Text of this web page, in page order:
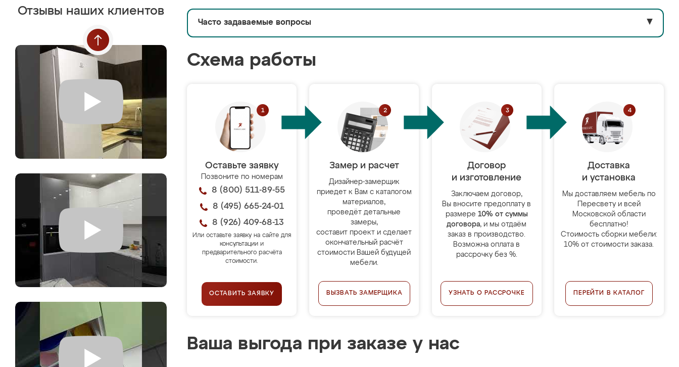
Отзывы наших клиентов
Часто задаваемые вопросы ▼
Схема работы
Оставьте заявку
Позвоните по номерам
8 (800) 511-89-55
8 (495) 665-24-01
8 (926) 409-68-13
Или оставьте заявку на сайте для
консультации и
предварительного расчёта
стоимости.
ОСТАВИТЬ ЗАЯВКУ
Замер и расчет
Дизайнер-замерщик
приедет к Вам с каталогом
материалов,
проведёт детальные
замеры,
составит проект и сделает
окончательный расчёт
стоимости Вашей будущей
мебели.
ВЫЗВАТЬ ЗАМЕРЩИКА
Договор
и изготовление
Заключаем договор,
Вы вносите предоплату в
размере 10% от суммы
договора, и мы отдаём
заказ в производство.
Возможна оплата в
рассрочку без %.
УЗНАТЬ О РАССРОЧКЕ
Доставка
и установка
Мы доставляем мебель по
Пересвету и всей
Московской области
бесплатно!
Стоимость сборки мебели:
10% от стоимости заказа.
ПЕРЕЙТИ В КАТАЛОГ
Ваша выгода при заказе у нас